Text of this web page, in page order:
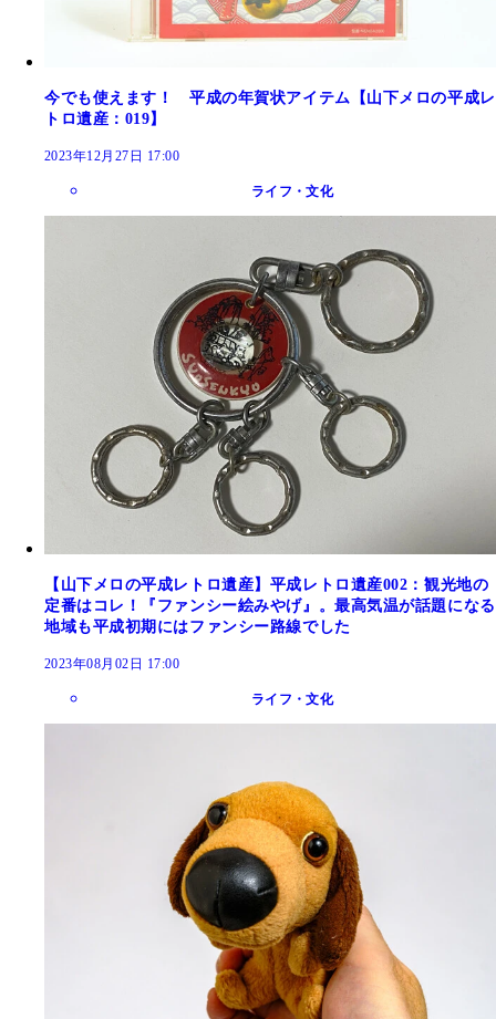
今でも使えます！ 平成の年賀状アイテム【山下メロの平成レ
トロ遺産：019】
2023年12月27日 17:00
ライフ・文化
【山下メロの平成レトロ遺産】平成レトロ遺産002：観光地の
定番はコレ！『ファンシー絵みやげ』。最高気温が話題になる
地域も平成初期にはファンシー路線でした
2023年08月02日 17:00
ライフ・文化